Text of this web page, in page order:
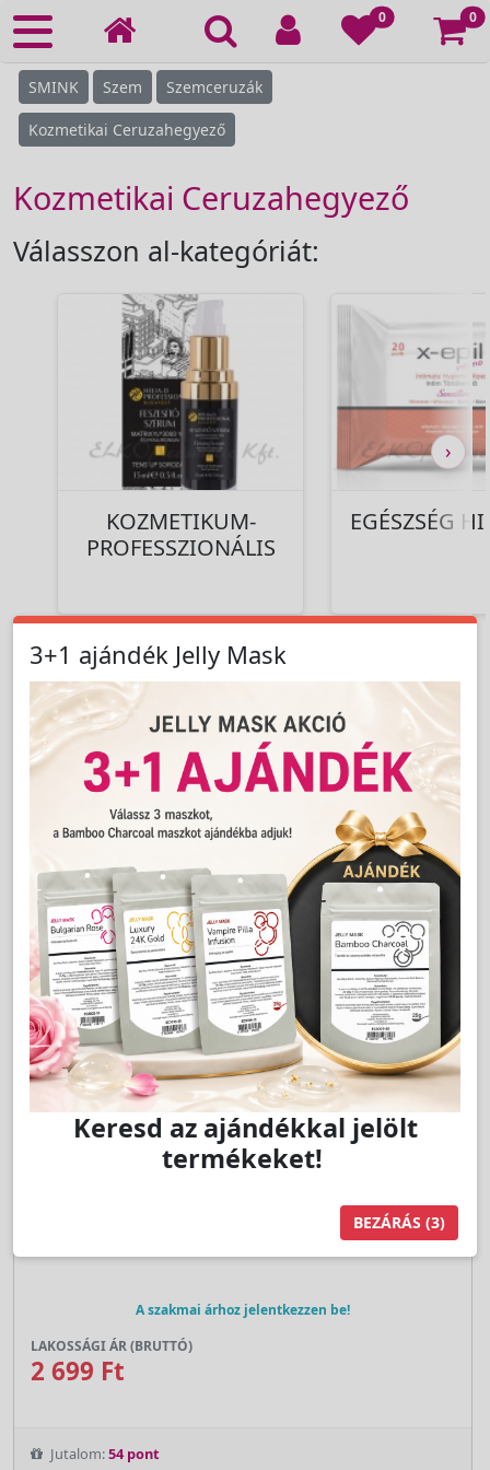
0 0
SMINK Szem Szemceruzák
Kozmetikai Ceruzahegyező
Kozmetikai Ceruzahegyező
Válasszon al-kategóriát:
KOZMETIKUM-
PROFESSZIONÁLIS
EGÉSZSÉG
›
Termékek a kategóriában:
Találatok száma:
1 termék
Rendezés:
TERMÉK SZŰRŐ
sminkceruza hegyező - Malu Wilz
A szakmai árhoz jelentkezzen be!
LAKOSSÁGI ÁR (BRUTTÓ)
2 699 Ft
Jutalom:54 pont
3+1 ajándék Jelly Mask
Keresd az ajándékkal jelölt
termékeket!
BEZÁRÁS (3)